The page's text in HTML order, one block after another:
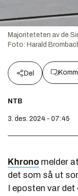
Majoriteteten av de
Foto: Harald
Del
NTB
3. des. 2024 - 07:45
Khrono melder
det som så ut
I eposten var